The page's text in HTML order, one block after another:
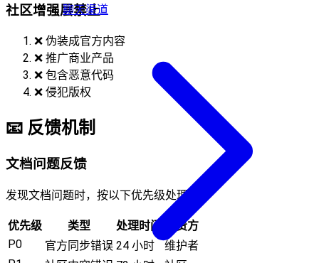
聊天渠道
社区增强层禁止
❌ 伪装成官方内容
❌ 推广商业产品
❌ 包含恶意代码
❌ 侵犯版权
📧 反馈机制
文档问题反馈
发现文档问题时，按以下优先级处理：
优先级 类型 处理时间
负责方
P0
官方同步错误 24 小时
维护者